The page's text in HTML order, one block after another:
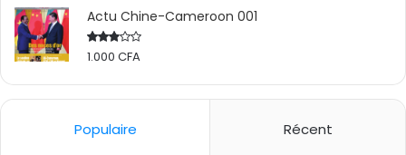
techniques moléculaires qui permettent de détecter
tout cancer dans son état très précoce. Jusqu’ici, Akim
est le seul ‘‘foreigner’’ qui officialise dans la structure
Actu Chine-Cameroon 001
Rated
1.000 CFA
Populaire Récent